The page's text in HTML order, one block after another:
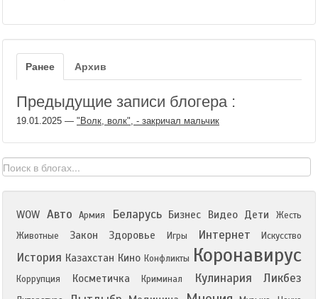
Ранее Архив
Предыдущие записи блогера :
19.01.2025 — "Волк, волк", - закричал мальчик
WOW Авто Армия Беларусь Бизнес Видео Дети
Жесть
Животные
Закон Здоровье Игры Интернет Искусство
История Казахстан Кино Конфликты Коронавирус
Коррупция Косметичка Криминал Кулинария Ликбез